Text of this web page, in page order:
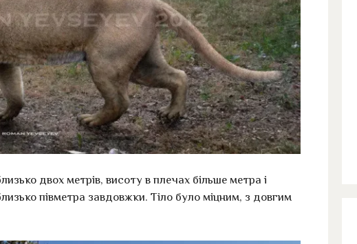
двох метрів, висоту в плечах більше метра і
півметра завдовжки. Тіло було міцним, з довгим